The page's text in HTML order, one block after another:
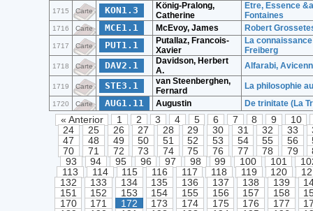
1715 Carte KON1.3
König-Pralong,
Catherine
Etre, Essence
Fontaines
1716 Carte MCE1.1 McEvoy, James Robert
1717 Carte PUT1.1
Putallaz, Francois-
Xavier
La
Freiberg
1718 Carte DAV2.1
Davidson, Herbert
A.
Alfarabi,
1719 Carte STE3.1
van Steenberghen,
Fernard
La philosophie
1720 Carte AUG1.11 Augustin De trinitate (La
« Anterior 1 2 3 4 5 6 7 8 9
10
24
25 26 27 28 29 30 31 32 33
47
48 49 50 51 52 53 54 55 56
70
71 72 73 74 75 76 77 78 79
93
94 95 96 97 98 99 100 101
113
114 115 116 117 118 119 120
132
133 134 135 136 137 138 139
151
152 153 154 155 156 157 158
170
171 172 173 174 175 176 177